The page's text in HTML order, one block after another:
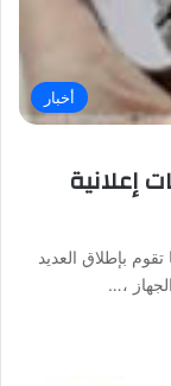
أخبار
بإطلاق العديد
،…